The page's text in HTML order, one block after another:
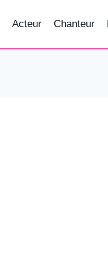
Acteur Chanteur